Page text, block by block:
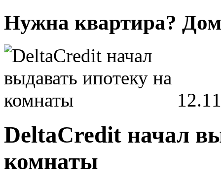
Нужна квартира?
DeltaCredit начал
комнаты